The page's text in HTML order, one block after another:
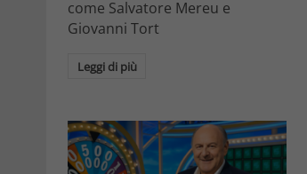
come Salvatore Mereu e
Giovanni Tort
Leggi di più